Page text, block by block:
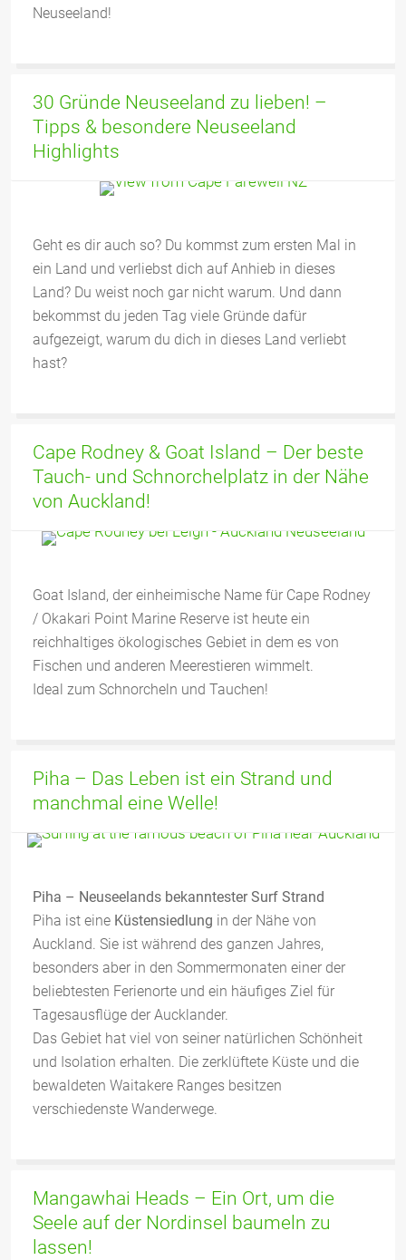
Neuseeland!
30 Gründe Neuseeland zu lieben! –
Tipps & besondere Neuseeland
Highlights
Geht es dir auch so? Du kommst zum ersten Mal in
ein Land und verliebst dich auf Anhieb in dieses
Land? Du weist noch gar nicht warum. Und dann
bekommst du jeden Tag viele Gründe dafür
aufgezeigt, warum du dich in dieses Land verliebt
hast?
Cape Rodney & Goat Island – Der beste
Tauch- und Schnorchelplatz in der Nähe
von Auckland!
Goat Island, der einheimische Name für Cape Rodney
/ Okakari Point Marine Reserve ist heute ein
reichhaltiges ökologisches Gebiet in dem es von
Fischen und anderen Meerestieren wimmelt.
Ideal zum Schnorcheln und Tauchen!
Piha – Das Leben ist ein Strand und
manchmal eine Welle!
Piha – Neuseelands bekanntester Surf Strand
Piha ist eine Küstensiedlung in der Nähe von
Auckland. Sie ist während des ganzen Jahres,
besonders aber in den Sommermonaten einer der
beliebtesten Ferienorte und ein häufiges Ziel für
Tagesausflüge der Aucklander.
Das Gebiet hat viel von seiner natürlichen Schönheit
und Isolation erhalten. Die zerklüftete Küste und die
bewaldeten Waitakere Ranges besitzen
verschiedenste Wanderwege.
Mangawhai Heads – Ein Ort, um die
Seele auf der Nordinsel baumeln zu
lassen!